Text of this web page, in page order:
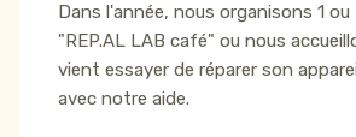
Dans l'année, nous organisons 1 ou
"REP.AL LAB café" ou nous
vient essayer de réparer son
avec notre aide.